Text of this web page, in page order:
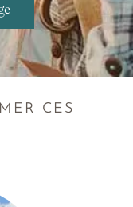
CES